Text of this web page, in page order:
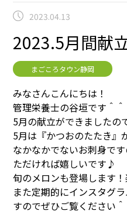
2023.04.13
2023.5月間献
まごころタウン静岡
みなさんこんにちは！
管理栄養士の谷垣です＾＾
5月の献立ができましたの
5月は『かつおのたたき』
なかなかでないお刺身で
ただければ嬉しいです♪
旬のメロンも登場します
また定期的にインスタグ
すのでぜひご覧ください＾